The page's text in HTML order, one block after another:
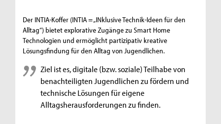
Der INTIA-Koffer (INTIA = „INklusive Technik-Ideen für den
Alltag“) bietet explorative Zugänge zu Smart Home
Technologien und ermöglicht partizipativ kreative
Lösungsfindung für den Alltag von Jugendlichen.
Ziel ist es, digitale (bzw. soziale) Teilhabe von
benachteiligten Jugendlichen zu fördern und
technische Lösungen für eigene
Alltagsherausforderungen zu finden.